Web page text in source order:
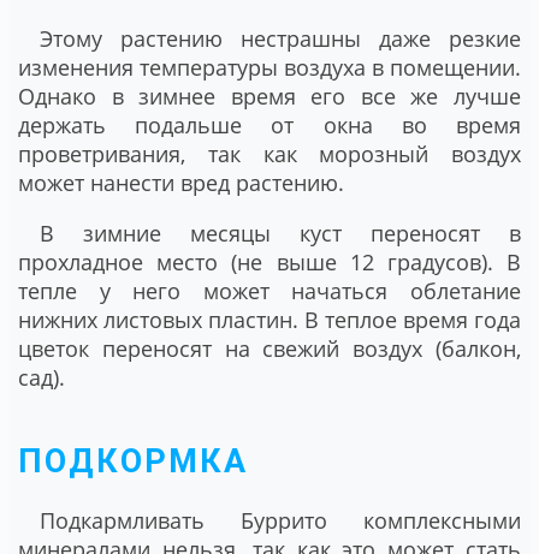
Этому растению нестрашны даже резкие
изменения температуры воздуха в помещении.
Однако в зимнее время его все же лучше
держать подальше от окна во время
проветривания, так как морозный воздух
может нанести вред растению.
В зимние месяцы куст переносят в
прохладное место (не выше 12 градусов). В
тепле у него может начаться облетание
нижних листовых пластин. В теплое время года
цветок переносят на свежий воздух (балкон,
сад).
ПОДКОРМКА
Подкармливать Буррито комплексными